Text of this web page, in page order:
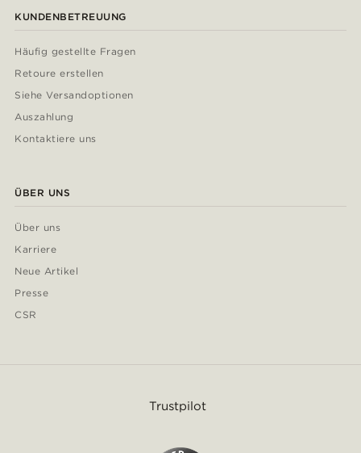
KUNDENBETREUUNG
Häufig gestellte Fragen
Retoure erstellen
Siehe Versandoptionen
Auszahlung
Kontaktiere uns
ÜBER UNS
Über uns
Karriere
Neue Artikel
Presse
CSR
Trustpilot